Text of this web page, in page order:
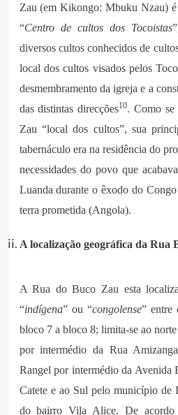
Zau (em Kikongo: Mbuku Nzau)
“Centro de cultos dos Tocoistas
diversos cultos conhecidos de
local dos cultos visados pelos
desmembramento da igreja e a
das distintas direcções10. Como se
Zau “local dos cultos”, sua
tabernáculo era na residência do
necessidades do povo que
Luanda durante o êxodo do
terra prometida (Angola).
A localização geográfica da Rua
A Rua do Buco Zau esta
“indígena” ou “congolense” entre
bloco 7 a bloco 8; limita-se ao
por intermédio da Rua
Rangel por intermédio da Avenida
Catete e ao Sul pelo município de
do bairro Vila Alice. De